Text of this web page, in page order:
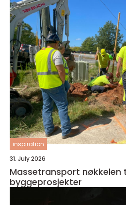
inspiration
31. July 2026
Massetransport nøkkelen til effektive
byggeprosjekter